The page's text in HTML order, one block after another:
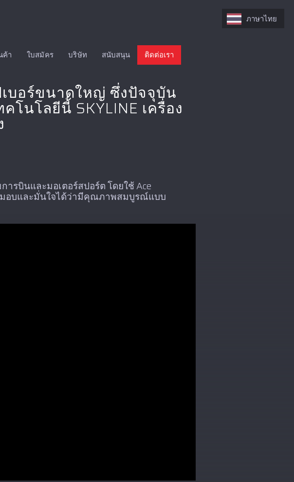
ค้า ใบสมัคร บริษัท สนับสนุน ติดต่อเรา
เบอร์ขนาดใหญ่ ซึ่งปัจจุบัน
โนโลยีนี้ SKYLINE เครื่อง
รบินและมอเตอร์สปอร์ต โดยใช้ Ace
อบและมั่นใจได้ว่ามีคุณภาพสมบูรณ์แบบ
ภาษาไทย